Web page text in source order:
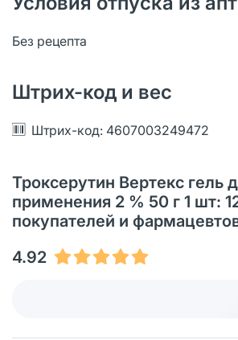
Без рецепта
Штрих-код и вес
Штрих-код: 4607003249472
Троксерутин Вертекс гель
применения 2 % 50 г 1 шт:
покупателей и
4.92